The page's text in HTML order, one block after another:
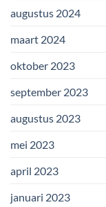
augustus 2024
maart 2024
oktober 2023
september 2023
augustus 2023
mei 2023
april 2023
januari 2023